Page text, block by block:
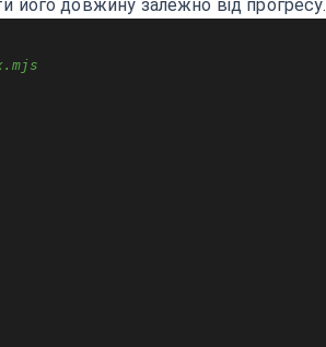
його довжину залежно від прогресу.